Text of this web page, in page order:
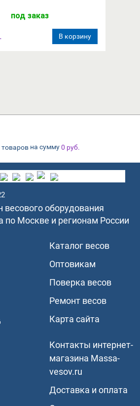
под заказ
В корзину
товаров на сумму0 руб.
весового оборудования
по Москве и регионам России
Каталог весов
Оптовикам
Поверка весов
Ремонт весов
Карта сайта
Контакты интернет-
магазина Мassa-
vesov.ru
Доставка и оплата